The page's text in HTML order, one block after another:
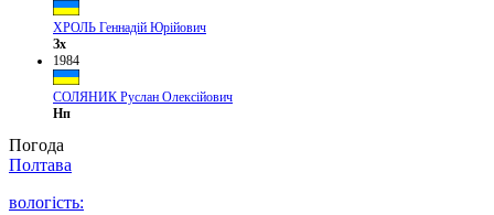
ХРОЛЬ Геннадій Юрійович
Зх
1984
СОЛЯНИК Руслан Олексійович
Нп
Погода
Полтава
вологість: